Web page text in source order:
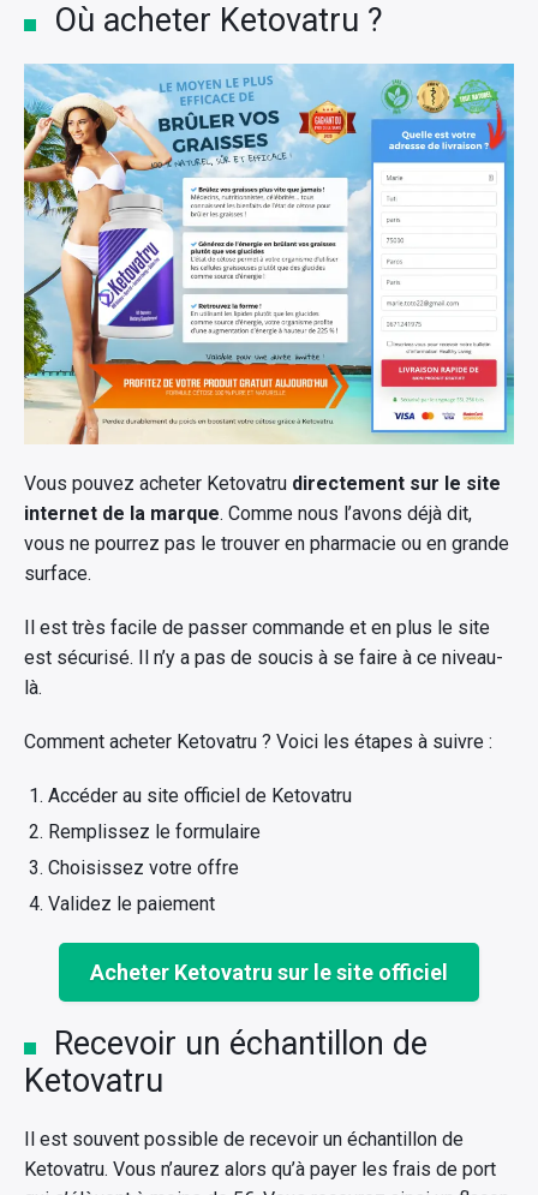
Où acheter Ketovatru ?
Vous pouvez acheter Ketovatru directement sur le site
internet de la marque. Comme nous l’avons déjà dit,
vous ne pourrez pas le trouver en pharmacie ou en grande
surface.
Il est très facile de passer commande et en plus le site
est sécurisé. Il n’y a pas de soucis à se faire à ce niveau-
là.
Comment acheter Ketovatru ? Voici les étapes à suivre :
Accéder au site officiel de Ketovatru
Remplissez le formulaire
Choisissez votre offre
Validez le paiement
Acheter Ketovatru sur le site officiel
Recevoir un échantillon de
Ketovatru
Il est souvent possible de recevoir un échantillon de
Ketovatru. Vous n’aurez alors qu’à payer les frais de port
Rechercher